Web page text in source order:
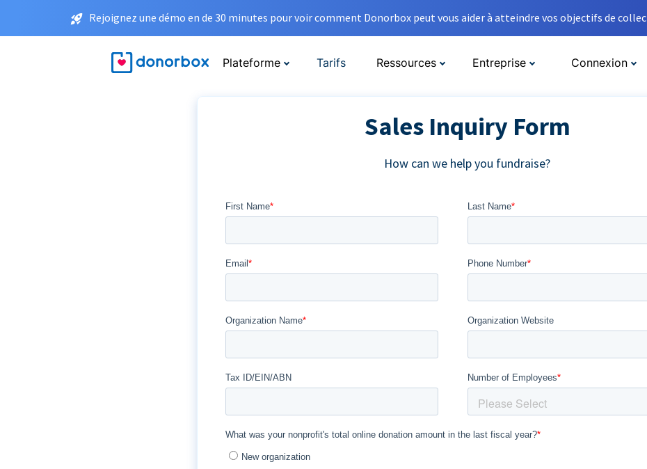
Rejoignez une démo en de 30 minutes pour voir comment Donorbox peut vous aider à atteindre vos objectifs de
Plateforme Tarifs Ressources Entreprise Connexion
Sales Inquiry Form
How can we help you fundraise?